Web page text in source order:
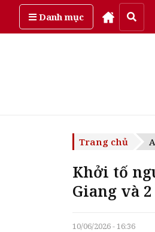
Danh mụcChủ Nhật, ngày 9/
Trang chủ
Khởi tố
Giang và
10/06/2026 - 16:36